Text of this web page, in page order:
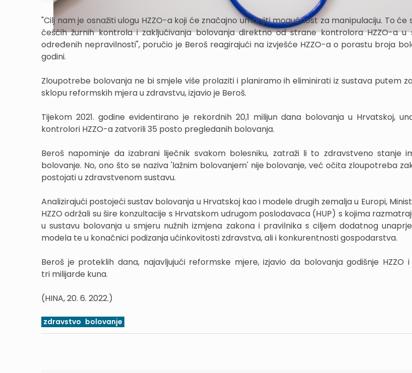
"Cilj nam je osnažiti ulogu HZZO-a koji će značajno umanjiti mogućnost za manipulaciju. To
češćih žurnih kontrola i zaključivanja bolovanja direktno od strane kontrolora HZZO-a u
određenih nepravilnosti", poručio je Beroš reagirajući na izvješće HZZO-a o porastu broja
godini.
Zloupotrebe bolovanja ne bi smjele više prolaziti i planiramo ih eliminirati iz sustava putem
sklopu reformskih mjera u zdravstvu, izjavio je Beroš.
Tijekom 2021. godine evidentirano je rekordnih 20,1 milijun dana bolovanja u Hrvatskoj,
kontrolori HZZO-a zatvorili 35 posto pregledanih bolovanja.
Beroš napominje da izabrani liječnik svakom bolesniku, zatraži li to zdravstveno stanje
bolovanje. No, ono što se naziva 'lažnim bolovanjem' nije bolovanje, već očita zloupotreba
postojati u zdravstvenom sustavu.
Analizirajući postojeći sustav bolovanja u Hrvatskoj kao i modele drugih zemalja u Europi,
HZZO održali su šire konzultacije s Hrvatskom udrugom poslodavaca (HUP) s kojima
u sustavu bolovanja u smjeru nužnih izmjena zakona i pravilnika s ciljem dodatnog
modela te u konačnici podizanja učinkovitosti zdravstva, ali i konkurentnosti gospodarstva.
Beroš je proteklih dana, najavljujući reformske mjere, izjavio da bolovanja godišnje HZZO
tri milijarde kuna.
(HINA, 20. 6. 2022.)
zdravstvo bolovanje